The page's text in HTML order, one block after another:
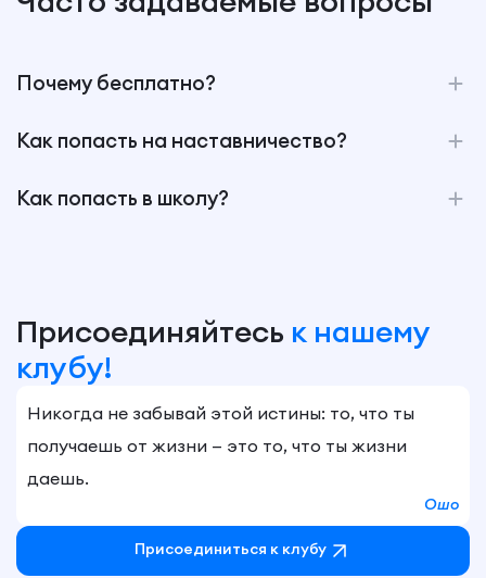
Почему бесплатно?
Как попасть на наставничество?
Как попасть в школу?
Присоединяйтесь к нашему
клубу!
Никогда не забывай этой истины: то, что ты
получаешь от жизни — это то, что ты жизни
даешь.
Ошо
Присоединиться к клубу